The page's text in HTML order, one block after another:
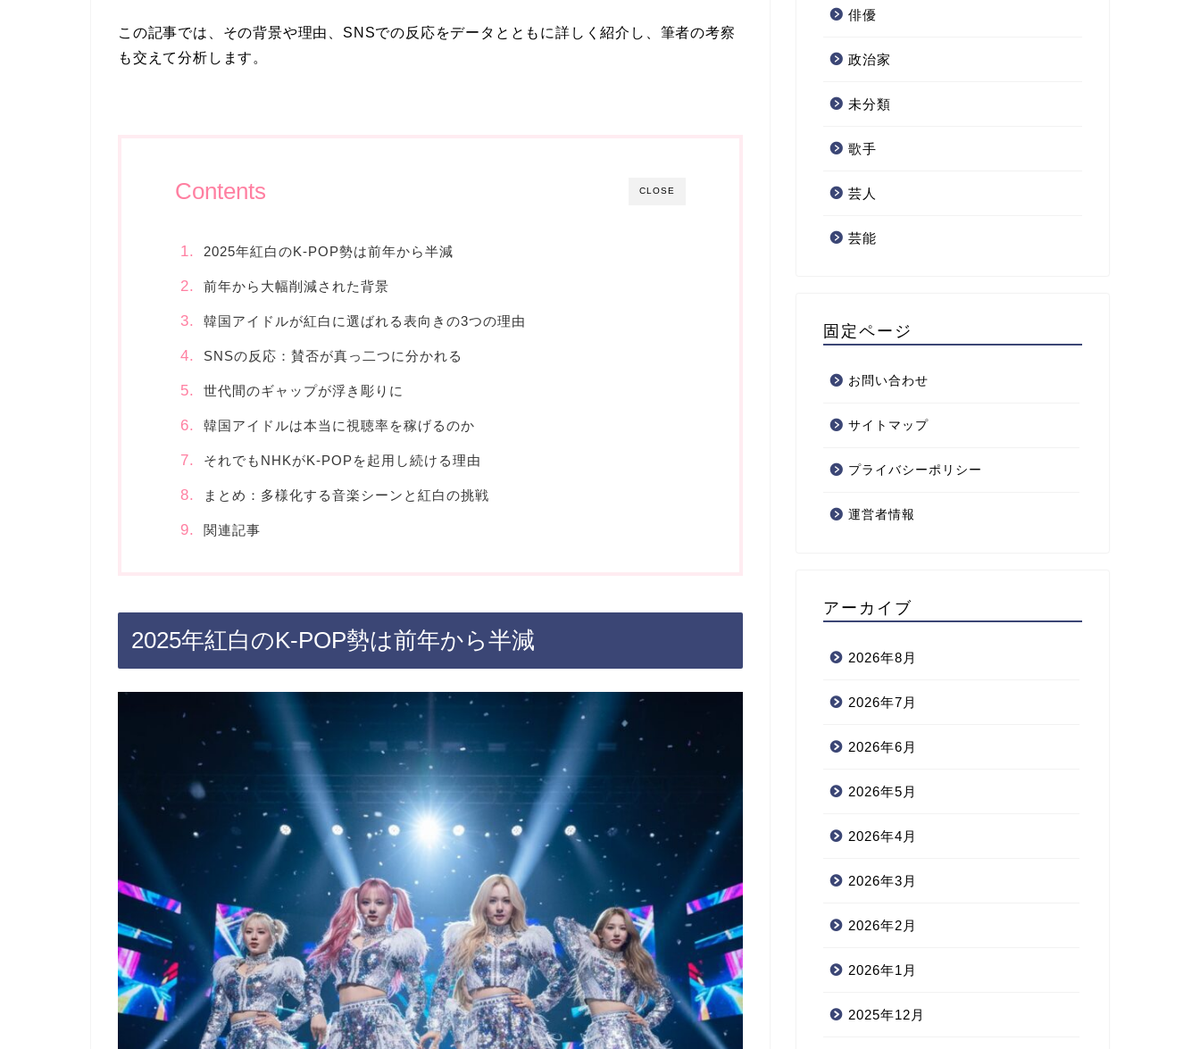
この記事では、その背景や理由、SNSでの反応をデータとともに詳しく紹介し、筆者の考察
も交えて分析します。
CLOSE
Contents
2025年紅白のK-POP勢は前年から半減
前年から大幅削減された背景
韓国アイドルが紅白に選ばれる表向きの3つの理由
SNSの反応：賛否が真っ二つに分かれる
世代間のギャップが浮き彫りに
韓国アイドルは本当に視聴率を稼げるのか
それでもNHKがK-POPを起用し続ける理由
まとめ：多様化する音楽シーンと紅白の挑戦
関連記事
2025年紅白のK-POP勢は前年から半減
俳優
政治家
未分類
歌手
芸人
芸能
固定ページ
お問い合わせ
サイトマップ
プライバシーポリシー
運営者情報
アーカイブ
2026年8月
2026年7月
2026年6月
2026年5月
2026年4月
2026年3月
2026年2月
2026年1月
2025年12月